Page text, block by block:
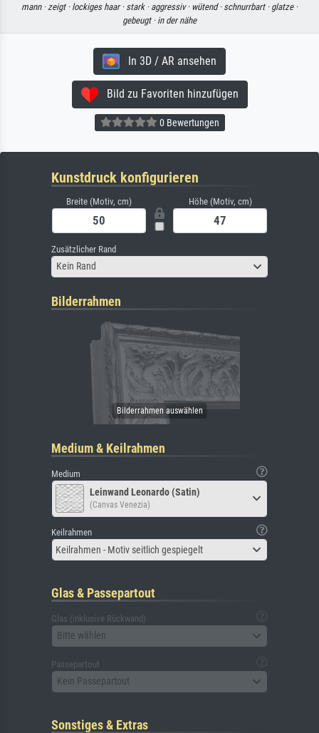
mann · zeigt · lockiges haar · stark · aggressiv · wütend · schnurrbart · glatze ·
gebeugt · in der nähe
In 3D / AR ansehen
Bild zu Favoriten hinzufügen
0 Bewertungen
Kunstdruck konfigurieren
Breite (Motiv, cm) Höhe (Motiv, cm)
Zusätzlicher Rand
Kein Rand
Bilderrahmen
Medium & Keilrahmen
Medium
Leinwand Leonardo (Satin)
(Canvas Venezia)
Keilrahmen
Keilrahmen - Motiv seitlich gespiegelt
Glas & Passepartout
Glas (inklusive Rückwand)
Bitte wählen
Passepartout
Kein Passepartout
Sonstiges & Extras